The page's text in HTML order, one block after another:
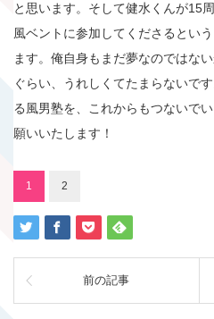
と思います。そして健水くんが15
風ベントに参加してくださるとい
ます。俺自身もまだ夢なのではな
ぐらい、うれしくてたまらないで
る風男塾を、これからもつないで
願いいたします！
1 2
前の記事